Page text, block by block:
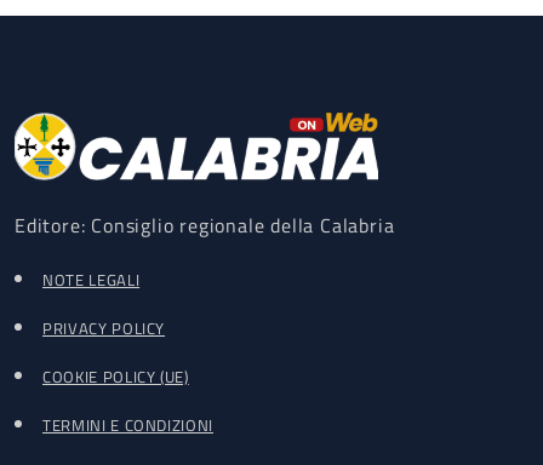
Editore: Consiglio regionale della Calabria
NOTE LEGALI
PRIVACY POLICY
COOKIE POLICY (UE)
TERMINI E CONDIZIONI